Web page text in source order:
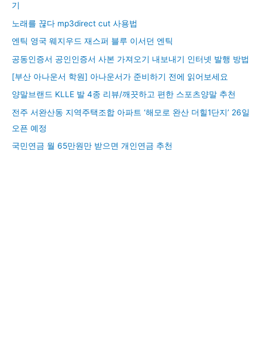
기
노래를 끊다 mp3direct cut 사용법
엔틱 영국 웨지우드 재스퍼 블루 이서던 엔틱
공동인증서 공인인증서 사본 가져오기 내보내기 인터넷 발행 방법
[부산 아나운서 학원] 아나운서가 준비하기 전에 읽어보세요
양말브랜드 KLLE 발 4종 리뷰/깨끗하고 편한 스포츠양말 추천
전주 서완산동 지역주택조합 아파트 ‘해모로 완산 더힐1단지’ 26일
오픈 예정
국민연금 월 65만원만 받으면 개인연금 추천